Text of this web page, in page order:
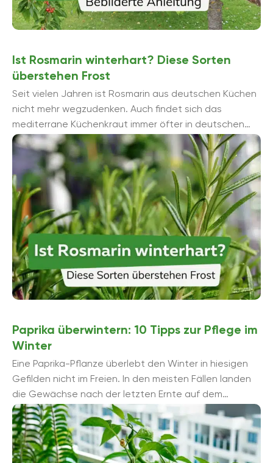
Ist Rosmarin winterhart? Diese Sorten
überstehen Frost
Seit vielen Jahren ist Rosmarin aus deutschen Küchen
nicht mehr wegzudenken. Auch findet sich das
mediterrane Küchenkraut immer öfter in deutschen
Gärten oder auf dem Balkon bzw. ...
Paprika überwintern: 10 Tipps zur Pflege im
Winter
Eine Paprika-Pflanze überlebt den Winter in hiesigen
Gefilden nicht im Freien. In den meisten Fällen landen
die Gewächse nach der letzten Ernte auf dem
Kompost. Dabei können ...